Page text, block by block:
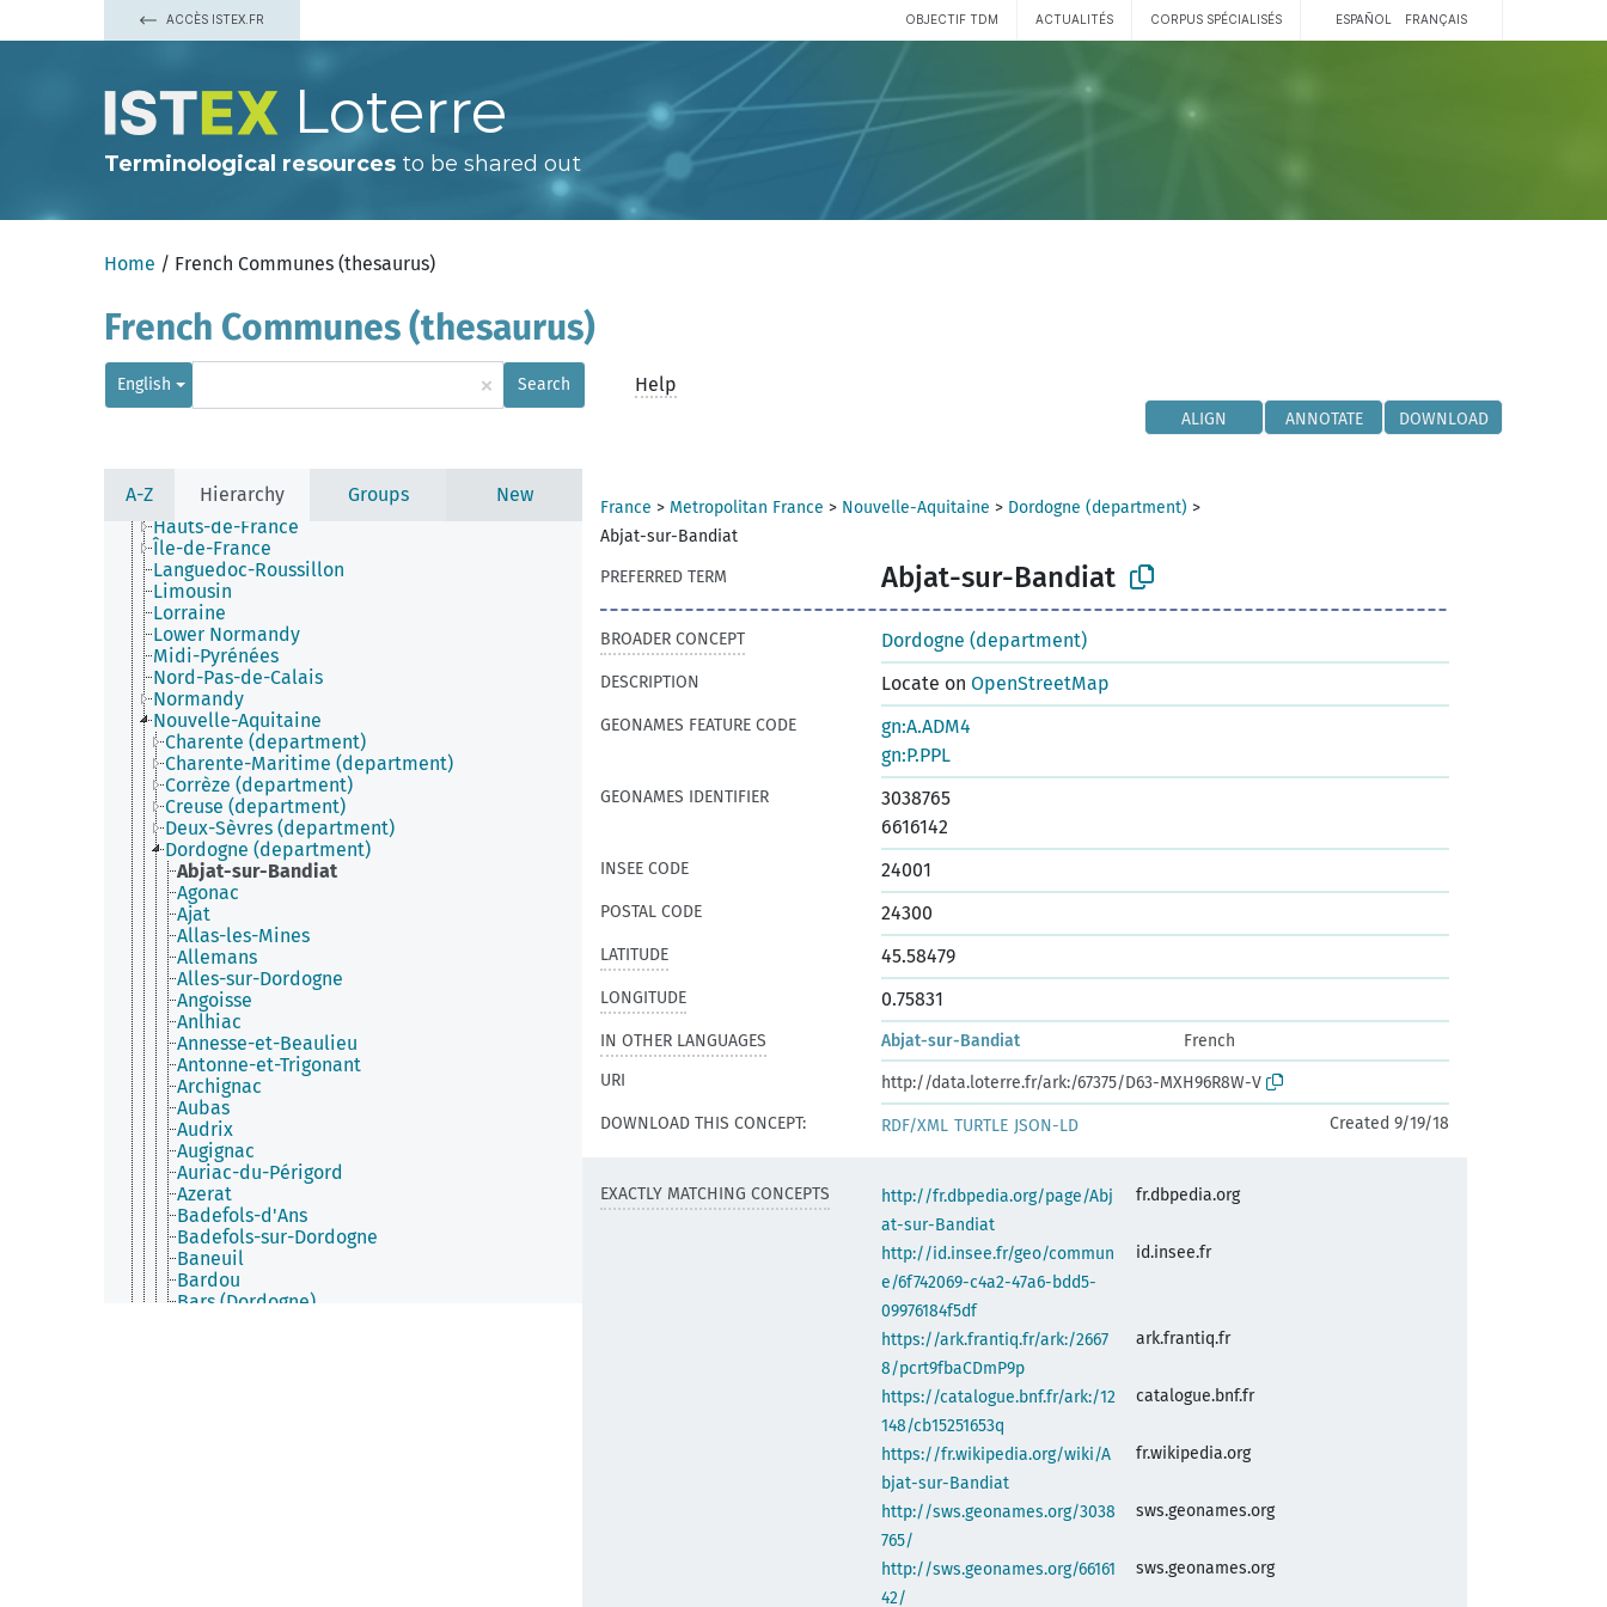
ACCÈS ISTEX.FR OBJECTIF TDM ACTUALITÉS CORPUS SPÉCIALISÉS ESPAÑOL FRANÇAIS
Loterre
Terminological resources to be shared out
Home / French Communes (thesaurus)
French Communes (thesaurus)
English × Search Help
ALIGN ANNOTATE DOWNLOAD
A-Z Hierarchy Groups New
France
Alsace
Auvergne
Auvergne-Rhône-Alpes
Brittany (region)
Burgundy
Franche-Comté
Grand Est
Hauts-de-France
Île-de-France
Languedoc-Roussillon
Limousin
Lorraine
Lower Normandy
Midi-Pyrénées
Nord-Pas-de-Calais
Normandy
Nouvelle-Aquitaine
Charente (department)
Charente-Maritime (department)
Corrèze (department)
Creuse (department)
Deux-Sèvres (department)
Dordogne (department)
Abjat-sur-Bandiat
Agonac
Ajat
Allas-les-Mines
Allemans
Alles-sur-Dordogne
Angoisse
Anlhiac
Annesse-et-Beaulieu
Antonne-et-Trigonant
Archignac
Aubas
Audrix
Augignac
Auriac-du-Périgord
Azerat
Badefols-d'Ans
Badefols-sur-Dordogne
Baneuil
Bardou
Bars (Dordogne)
France > Metropolitan France > Nouvelle-Aquitaine > Dordogne (department) >
Abjat-sur-Bandiat
PREFERRED TERM
Abjat-sur-Bandiat
BROADER CONCEPT Dordogne (department)
DESCRIPTION Locate on OpenStreetMap
GEONAMES FEATURE CODE
gn:A.ADM4
gn:P.PPL
GEONAMES IDENTIFIER
3038765
6616142
INSEE CODE 24001
POSTAL CODE 24300
LATITUDE 45.58479
LONGITUDE 0.75831
IN OTHER LANGUAGES Abjat-sur-Bandiat
French
URI
http://data.loterre.fr/ark:/67375/D63-MXH96R8W-V
DOWNLOAD THIS CONCEPT:
RDF/XML TURTLE JSON-LD Created 9/19/18
EXACTLY MATCHING CONCEPTS
http://fr.dbpedia.org/page/Abj
at-sur-Bandiat
fr.dbpedia.org
http://id.insee.fr/geo/commun
e/6f742069-c4a2-47a6-bdd5-
09976184f5df
id.insee.fr
https://ark.frantiq.fr/ark:/2667
8/pcrt9fbaCDmP9p
ark.frantiq.fr
https://catalogue.bnf.fr/ark:/12
148/cb15251653q
catalogue.bnf.fr
https://fr.wikipedia.org/wiki/A
bjat-sur-Bandiat
fr.wikipedia.org
http://sws.geonames.org/3038
765/
sws.geonames.org
http://sws.geonames.org/66161
42/
sws.geonames.org